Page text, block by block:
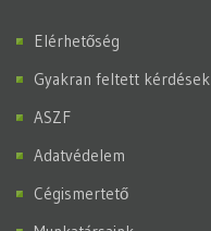
Elérhetőség
Gyakran feltett kérdések
ASZF
Adatvédelem
Cégismertető